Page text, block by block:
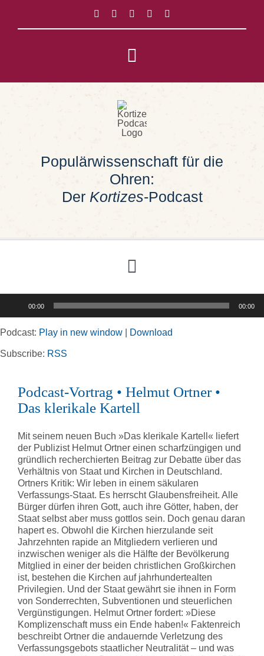
springen
Toggle
Navigation
Impressum
Datenschutz
Populärwissenschaft für die
Ohren:
Der Kortizes-Podcast
Toggle
Navigation
Rubriken
Kortizes Website
00:00 00:00
Podcast: Play in new window Download
Subscribe: RSS
Podcast-Vortrag • Helmut Ortner •
Das klerikale Kartell
Mit seinem neuen Buch »Das klerikale Kartell« liefert
der Publizist Helmut Ortner einen scharfzüngigen und
gründlich recherchierten Beitrag zur Debatte über das
Verhältnis von Staat und Kirchen in Deutschland.
Ortners Kritik: Wir leben in einem säkularen
Verfassungs-Staat. Es herrscht Glaubensfreiheit. Alle
Bürger dürfen ihren Gott, auch ihre Götter, haben, der
Staat selbst aber muss gottlos sein. Doch genau daran
hapert es. Obwohl die Kirchen hierzulande seit
Jahrzehnten rapide an Mitgliedern verlieren und
inzwischen weniger als die Hälfte der Bevölkerung
Mitglied in einer der beiden christlichen Großkirchen
ist, bestehen die Kirchen auf jahrhundertealten
Privilegien. Und der Staat gewährt sie ihnen in Form
von Sonderrechten, Subventionen und steuerlichen
Vergünstigungen. Helmut Ortner fordert: »Diese
Komplizenschaft muss ein Ende haben!« Faktenreich
beschreibt Ortner die andauernde Verletzung des
Verfassungsgebots staatlicher Neutralität – und was